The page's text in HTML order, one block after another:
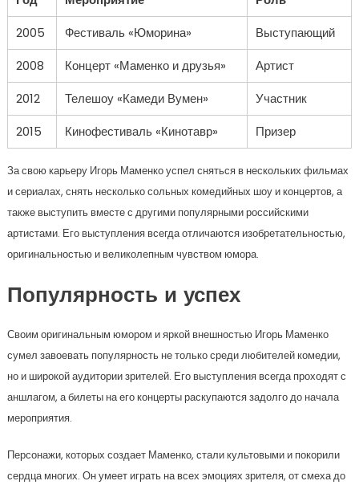
2005
Фестиваль «Юморина»
Выступающий
2008
Концерт «Маменко и друзья»
Артист
2012
Телешоу «Камеди Вумен»
Участник
2015
Кинофестиваль «Кинотавр» Призер
За свою карьеру Игорь Маменко успел сняться в нескольких фильмах
и сериалах, снять несколько сольных комедийных шоу и концертов, а
также выступить вместе с другими популярными российскими
артистами. Его выступления всегда отличаются изобретательностью,
оригинальностью и великолепным чувством юмора.
Популярность и успех
Своим оригинальным юмором и яркой внешностью Игорь Маменко
сумел завоевать популярность не только среди любителей комедии,
но и широкой аудитории зрителей. Его выступления всегда проходят с
аншлагом, а билеты на его концерты раскупаются задолго до начала
мероприятия.
Персонажи, которых создает Маменко, стали культовыми и покорили
сердца многих. Он умеет играть на всех эмоциях зрителя, от смеха до